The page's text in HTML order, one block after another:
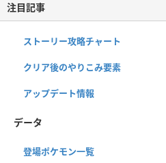
注目記事
ストーリー攻略チャート
クリア後のやりこみ要素
アップデート情報
データ
登場ポケモン一覧